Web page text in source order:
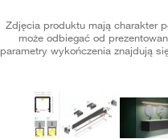
Zdjęcia produktu mają charakter
może odbiegać od
parametry wykończenia znajdują